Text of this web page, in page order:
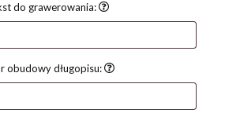
do grawerowania:
obudowy długopisu: